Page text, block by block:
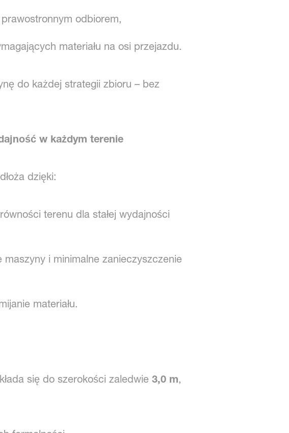
odbiorem,
materiału na osi przejazdu.
do każdej strategii zbioru – bez
w każdym terenie
dzięki:
terenu dla stałej wydajności
i minimalne zanieczyszczenie
materiału.
się do szerokości zaledwie 3,0 m,